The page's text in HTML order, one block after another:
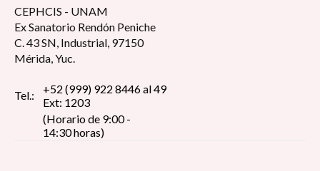
CEPHCIS - UNAM
Ex Sanatorio Rendón Peniche
C. 43 SN, Industrial, 97150
Mérida, Yuc.
Tel.:
+52 (999) 922 8446 al 49
Ext: 1203
(Horario de 9:00 -
14:30 horas)